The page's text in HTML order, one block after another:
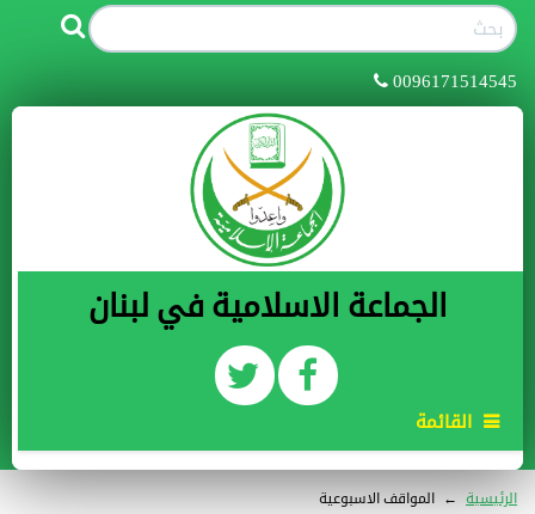
0096171514545
الجماعة الاسلامية في لبنان
القائمة
الرئيسية ← المواقف الاسبوعية